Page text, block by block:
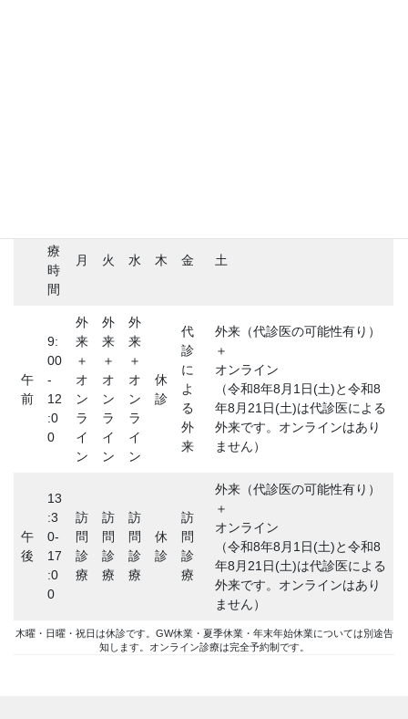
療
時
間
月 火 水 木 金 土
午
前
9:
00
-
12
:0
0
外
来
＋
オ
ン
ラ
イ
ン
外
来
＋
オ
ン
ラ
イ
ン
外
来
＋
オ
ン
ラ
イ
ン
休
診
代
診
に
よ
る
外
来
外来（代診医の可能性有り）
＋
オンライン
（令和8年8月1日(土)と令和8
年8月21日(土)は代診医による
外来です。オンラインはあり
ません）
午
後
13
:3
0-
17
:0
0
訪
問
診
療
訪
問
診
療
訪
問
診
療
休
診
訪
問
診
療
外来（代診医の可能性有り）
＋
オンライン
（令和8年8月1日(土)と令和8
年8月21日(土)は代診医による
外来です。オンラインはあり
ません）
木曜・日曜・祝日は休診です。GW休業・夏季休業・年末年始休業については別途告
知します。オンライン診療は完全予約制です。